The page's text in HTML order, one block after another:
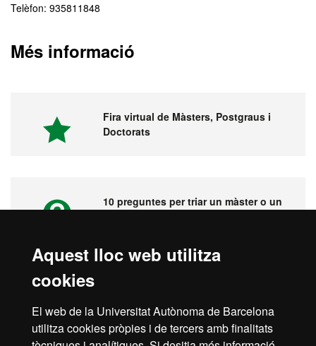
Aquest lloc web utilitza
cookies
El web de la Universitat Autònoma de Barcelona
utilitza cookies pròpies i de tercers amb finalitats
Telèfon: 935811848
Més informació
Fira virtual de Màsters, Postgraus i
Doctorats
10 preguntes per triar un màster o un